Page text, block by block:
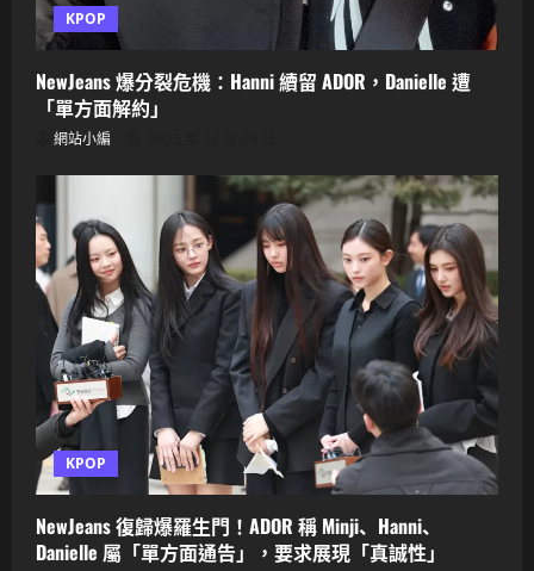
KPOP
NewJeans 爆分裂危機：Hanni 續留 ADOR，Danielle 遭
「單方面解約」
網站小編
KPOP
NewJeans 復歸爆羅生門！ADOR 稱 Minji、Hanni、
Danielle 屬「單方面通告」，要求展現「真誠性」